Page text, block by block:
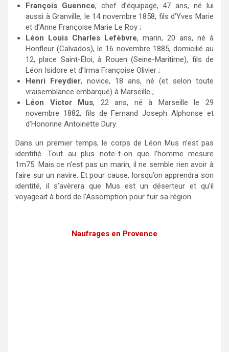
François Guennce, chef d’équipage, 47 ans, né lui
aussi à Granville, le 14 novembre 1858, fils d’Yves Marie
et d’Anne Françoise Marie Le Roy ;
Léon Louis Charles Lefèbvre, marin, 20 ans, né à
Honfleur (Calvados), le 16 novembre 1885, domicilié au
12, place Saint-Éloi, à Rouen (Seine-Maritime), fils de
Léon Isidore et d’Irma Françoise Olivier ;
Henri Freydier, novice, 18 ans, né (et selon toute
vraisemblance embarqué) à Marseille ;
Léon Victor Mus, 22 ans, né à Marseille le 29
novembre 1882, fils de Fernand Joseph Alphonse et
d’Honorine Antoinette Dury.
Dans un premier temps, le corps de Léon Mus n’est pas
identifié. Tout au plus note-t-on que l’homme mesure
1m75. Mais ce n’est pas un marin, il ne semble rien avoir à
faire sur un navire. Et pour cause, lorsqu’on apprendra son
identité, il s’avèrera que Mus est un déserteur et qu’il
voyageait à bord de l’Assomption pour fuir sa région.
Naufrages en Provence